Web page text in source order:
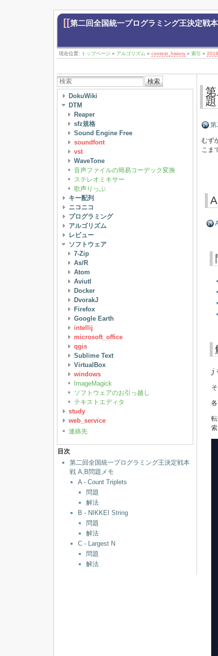
[[第二回全国統一プログラミング王決定戦
現在位置: トップページ » アルゴリズム » contest_history » 索引 » 2019
検索
DokuWiki
DTM
Reaper
sfz規格
Sound Engine Free
soundfont
vst
WaveTone
音声ファイルの簡易コーデック変換
ステレオミキサー
歌声りっぷ
キー配列
ニコニコ
プログラミング
アルゴリズム
レビュー
ソフトウェア
7-Zip
As/R
Atom
Aviutl
Docker
DvorakJ
Firefox
Google Earth
intellij
microsoft_office
qgis
Sublime Text
VirtualBox
windows
ImageMagick
ソフトウェアのお引っ越し
テキストエディタ
study
web_service
連絡先
目次
第二回全国統一プログラミング王決定戦本
戦 A,B問題メモ
A - Count Triplets
問題
解法
B - NIKKEI String
問題
解法
C - Largest N
問題
解法
第
むず
こま
j